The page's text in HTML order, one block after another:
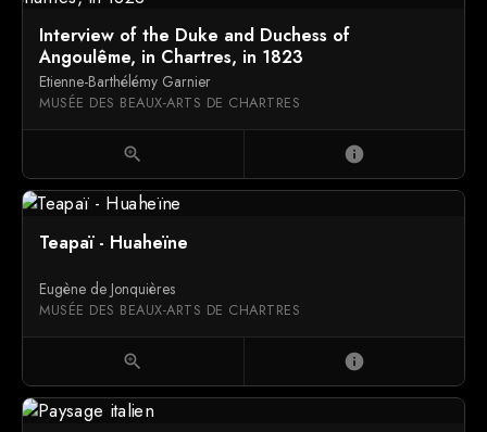
Interview of the Duke and Duchess of
Angoulême, in Chartres, in 1823
Etienne-Barthélémy Garnier
MUSÉE DES BEAUX-ARTS DE CHARTRES
zoom_in info
Teapaï - Huaheïne
Eugène de Jonquières
MUSÉE DES BEAUX-ARTS DE CHARTRES
zoom_in info